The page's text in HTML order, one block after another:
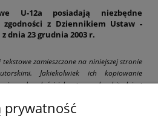
U-12a posiadają niezbędne
z Dziennikiem Ustaw -
z dnia 23 grudnia 2003 r.
zamieszczone na niniejszej stronie
Jakiekolwiek ich kopiowanie
zgody właściciela strony drogbit.pl jest
prywatność